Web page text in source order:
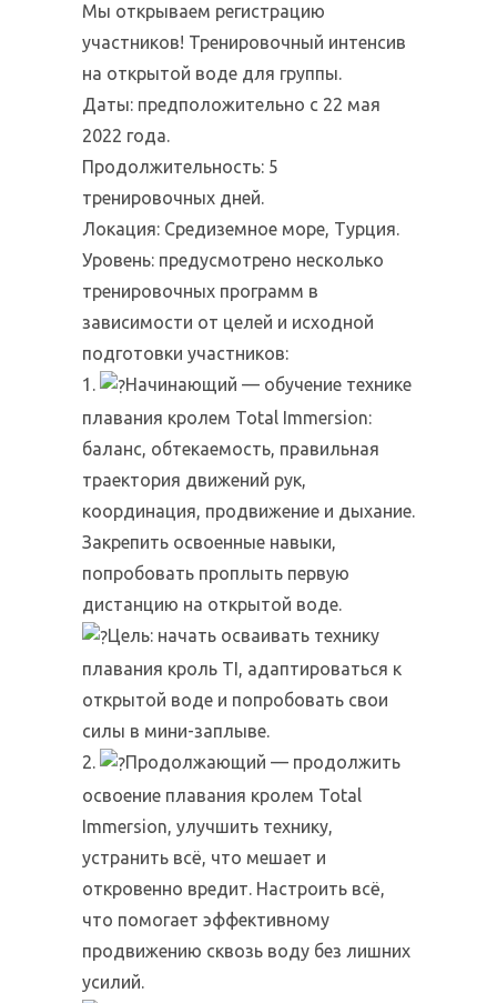
Мы открываем регистрацию
участников! Тренировочный интенсив
на открытой воде для группы.
Даты: предположительно с 22 мая
2022 года.
Продолжительность: 5
тренировочных дней.
Локация: Средиземное море, Турция.
Уровень: предусмотрено несколько
тренировочных программ в
зависимости от целей и исходной
подготовки участников:
1.
Начинающий — обучение технике
плавания кролем Total Immersion:
баланс, обтекаемость, правильная
траектория движений рук,
координация, продвижение и дыхание.
Закрепить освоенные навыки,
попробовать проплыть первую
дистанцию на открытой воде.
Цель: начать осваивать технику
плавания кроль TI, адаптироваться к
открытой воде и попробовать свои
силы в мини-заплыве.
2.
Продолжающий — продолжить
освоение плавания кролем Total
Immersion, улучшить технику,
устранить всё, что мешает и
откровенно вредит. Настроить всё,
что помогает эффективному
продвижению сквозь воду без лишних
усилий.